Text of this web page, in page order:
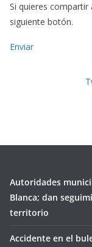
Si quieres
siguiente botón.
Enviar
Autoridades
Blanca; dan
territorio
Accidente en el